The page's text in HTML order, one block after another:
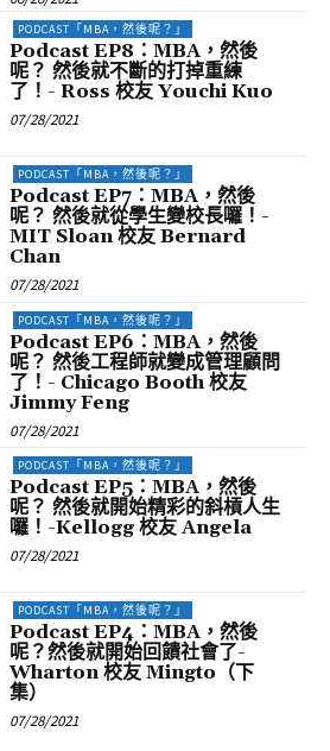
PODCAST「MBA，然後呢？」
Podcast EP8：MBA，然後
呢？ 然後就不斷的打掉重練
了！- Ross 校友 Youchi Kuo
07/28/2021
PODCAST「MBA，然後呢？」
Podcast EP7：MBA，然後
呢？ 然後就從學生變校長囉！-
MIT Sloan 校友 Bernard
Chan
07/28/2021
PODCAST「MBA，然後呢？」
Podcast EP6：MBA，然後
呢？ 然後工程師就變成管理顧問
了！- Chicago Booth 校友
Jimmy Feng
07/28/2021
PODCAST「MBA，然後呢？」
Podcast EP5：MBA，然後
呢？ 然後就開始精彩的斜槓人生
囉！-Kellogg 校友 Angela
07/28/2021
PODCAST「MBA，然後呢？」
Podcast EP4：MBA，然後
呢？然後就開始回饋社會了-
Wharton 校友 Mingto（下
集）
07/28/2021